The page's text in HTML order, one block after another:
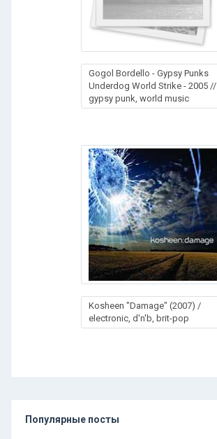
Gogol Bordello - Gypsy Punks
Underdog World Strike - 2005 //
gypsy punk, world music
Kosheen "Damage" (2007) /
electronic, d'n'b, brit-pop
Популярные посты